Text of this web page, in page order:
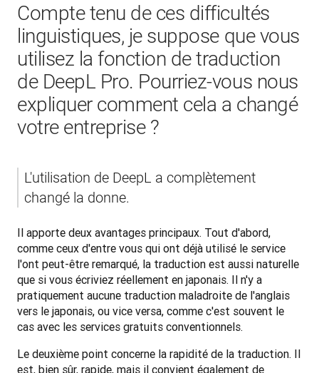
Compte tenu de ces difficultés
linguistiques, je suppose que vous
utilisez la fonction de traduction
de DeepL Pro. Pourriez-vous nous
expliquer comment cela a changé
votre entreprise ?
L'utilisation de DeepL a complètement
changé la donne.
Il apporte deux avantages principaux. Tout d'abord,
comme ceux d'entre vous qui ont déjà utilisé le service
l'ont peut-être remarqué, la traduction est aussi naturelle
que si vous écriviez réellement en japonais. Il n'y a
pratiquement aucune traduction maladroite de l'anglais
vers le japonais, ou vice versa, comme c'est souvent le
cas avec les services gratuits conventionnels.
Le deuxième point concerne la rapidité de la traduction. Il
est, bien sûr, rapide, mais il convient également de